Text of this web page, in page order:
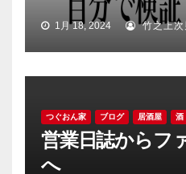
1月 18, 2024 竹之上次
つぐおん家 ブログ 居酒屋 酒
営業日誌からフ
へ